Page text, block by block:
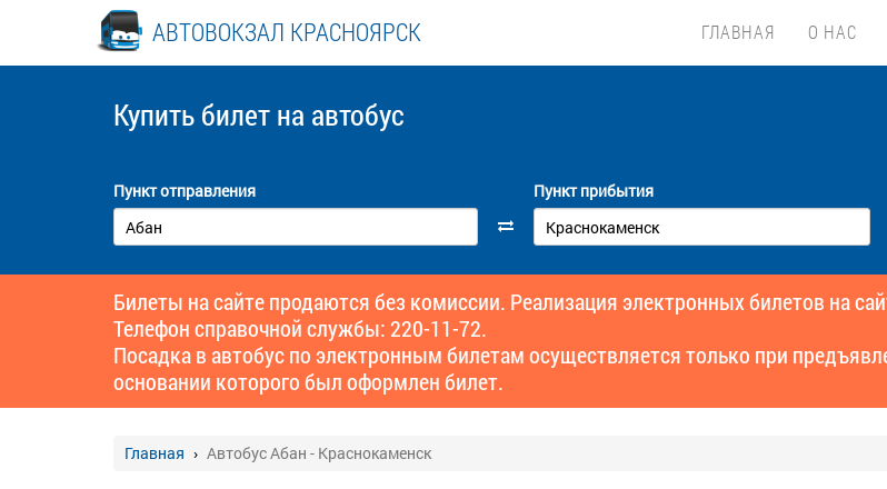
АВТОВОКЗАЛ КРАСНОЯРСК ГЛАВНАЯ О НАС
Купить билет на автобус
Пункт отправления Пункт прибытия
Билеты на сайте продаются без комиссии. Реализация электронных билетов на
Телефон справочной службы: 220-11-72.
Посадка в автобус по электронным билетам осуществляется только при
основании которого был оформлен билет.
Главная Автобус Абан - Краснокаменск